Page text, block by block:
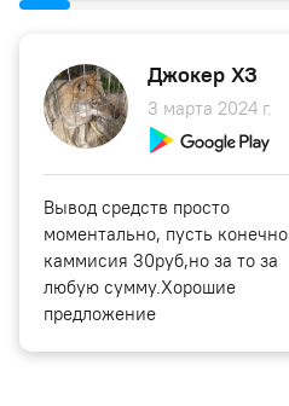
Джокер ХЗ
3 марта 2024 г.
Вывод средств просто
моментально, пусть конечно
каммисия 30руб,но за то за
любую сумму.Хорошие
предложение